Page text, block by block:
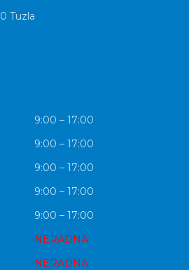
Tuzla
9:00 – 17:00
9:00 – 17:00
9:00 – 17:00
9:00 – 17:00
9:00 – 17:00
NERADNA
NERADNA